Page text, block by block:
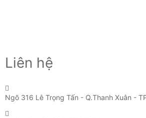
Liên hệ
Ngõ 316 Lê Trọng Tấn - Q.Thanh Xuân -